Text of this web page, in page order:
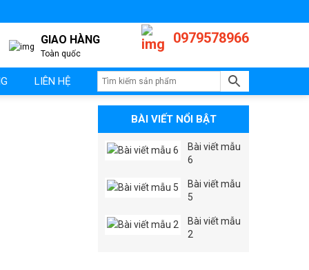
0979578966
GIAO HÀNG
Toàn quốc
LIÊN HỆ
BÀI VIẾT NỔI BẬT
Bài viết mẫu
6
Bài viết mẫu
5
Bài viết mẫu
2